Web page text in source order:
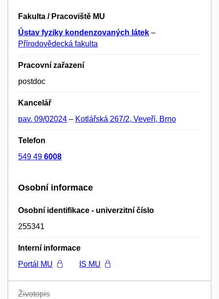
Fakulta / Pracoviště MU
Ústav fyziky kondenzovaných látek –
Přírodovědecká fakulta
Pracovní zařazení
postdoc
Kancelář
pav. 09/02024 – Kotlářská 267/2, Veveří, Brno
Telefon
549 49 6008
Osobní informace
Osobní identifikace - univerzitní číslo
255341
Interní informace
Portál MU
IS MU
Životopis